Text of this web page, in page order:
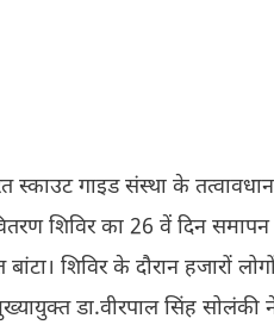
स्काउट गाइड संस्था के
शिविर का 26 वें दिन समापन
शिविर के दौरान हजारों
डा.वीरपाल सिंह सोलंकी